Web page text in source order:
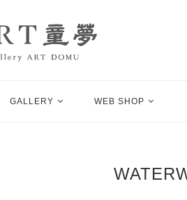
GALLERY WEB SHOP